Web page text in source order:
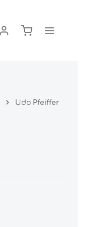
Warenkorb enthält
Udo Pfeiffer